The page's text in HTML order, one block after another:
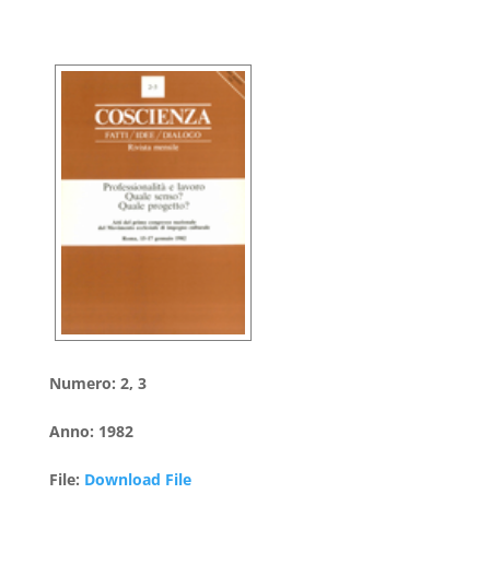
Numero: 2, 3
Anno: 1982
File: Download File